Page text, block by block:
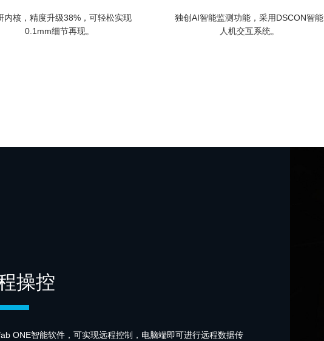
内核，精度升级38%，可轻松实现
0.1mm细节再现。
独创AI智能监测功能，采用DSCON智能
人机交互系统。
操控
ONE智能软件，可实现远程控制，电脑端即可进行远程数据传